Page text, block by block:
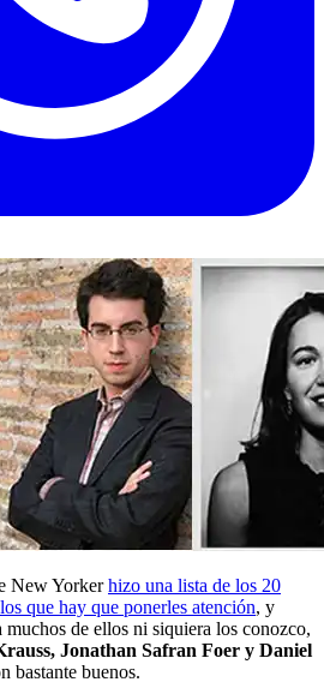
New Yorkerhizo una lista de los 20
que hay que ponerles atención, y
muchos de ellos ni siquiera los conozco,
Jonathan Safran Foer y Daniel
bastante buenos.